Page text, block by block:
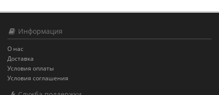
Информация
О нас
Доставка
Условия оплаты
Условия соглашения